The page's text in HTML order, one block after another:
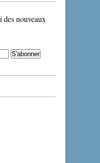
des nouveaux